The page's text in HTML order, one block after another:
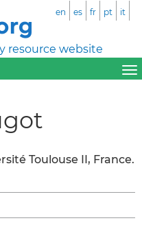
resource website
en es fr pt it
Toulouse II, France.